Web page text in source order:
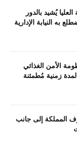
يُشيد بالدور
به النيابة الإدارية
الأمن الغذائي
زمنية مُطمئنة
المملكة إلى جانب